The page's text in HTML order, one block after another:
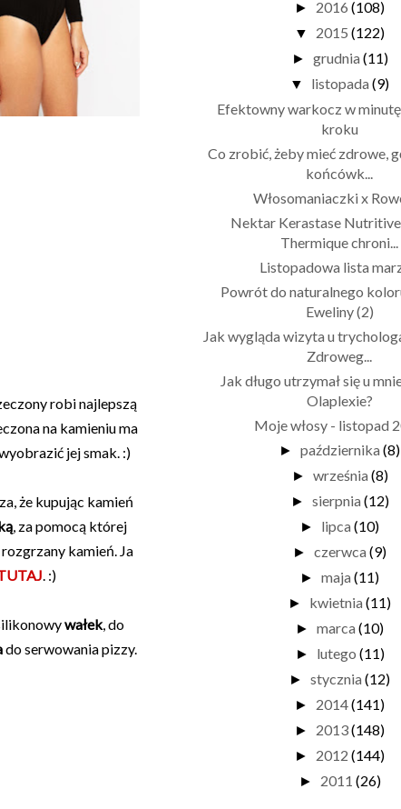
robi najlepszą
na kamieniu ma
jej smak. :)
że kupując kamień
, za pomocą której
kamień. Ja
. :)
wałek, do
do serwowania pizzy.
► 2016 (108)
▼ 2015 (122)
► grudnia (11)
▼ listopada (9)
Efektowny warkocz w
kroku
Co zrobić, żeby mieć zdrowe,
końcówk...
Włosomaniaczki x
Nektar Kerastase
Thermique chroni...
Listopadowa lista
Powrót do naturalnego
Eweliny (2)
Jak wygląda wizyta u
Zdroweg...
Jak długo utrzymał się u
Olaplexie?
Moje włosy - listopad
► października (8)
► września (8)
► sierpnia (12)
► lipca (10)
► czerwca (9)
► maja (11)
► kwietnia (11)
► marca (10)
► lutego (11)
► stycznia (12)
► 2014(141)
► 2013(148)
► 2012 (144)
► 2011 (26)